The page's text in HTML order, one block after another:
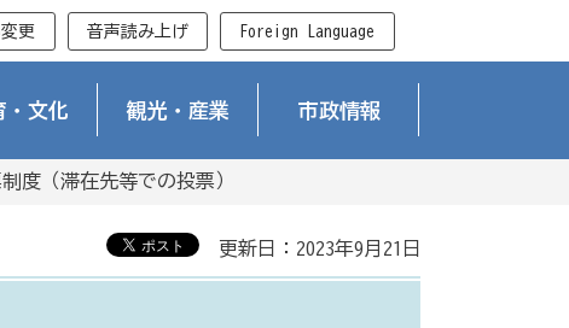
更 音声読み上げ Foreign Language
・文化 観光・産業 市政情報
度（滞在先等での投票）
更新日：2023年9月21日